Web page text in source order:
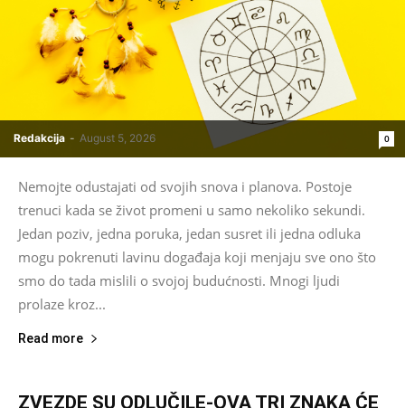
Redakcija - August 5, 2026 0
Nemojte odustajati od svojih snova i planova. Postoje
trenuci kada se život promeni u samo nekoliko sekundi.
Jedan poziv, jedna poruka, jedan susret ili jedna odluka
mogu pokrenuti lavinu događaja koji menjaju sve ono što
smo do tada mislili o svojoj budućnosti. Mnogi ljudi
prolaze kroz...
Read more
ZVEZDE SU ODLUČILE-OVA TRI ZNAKA ĆE